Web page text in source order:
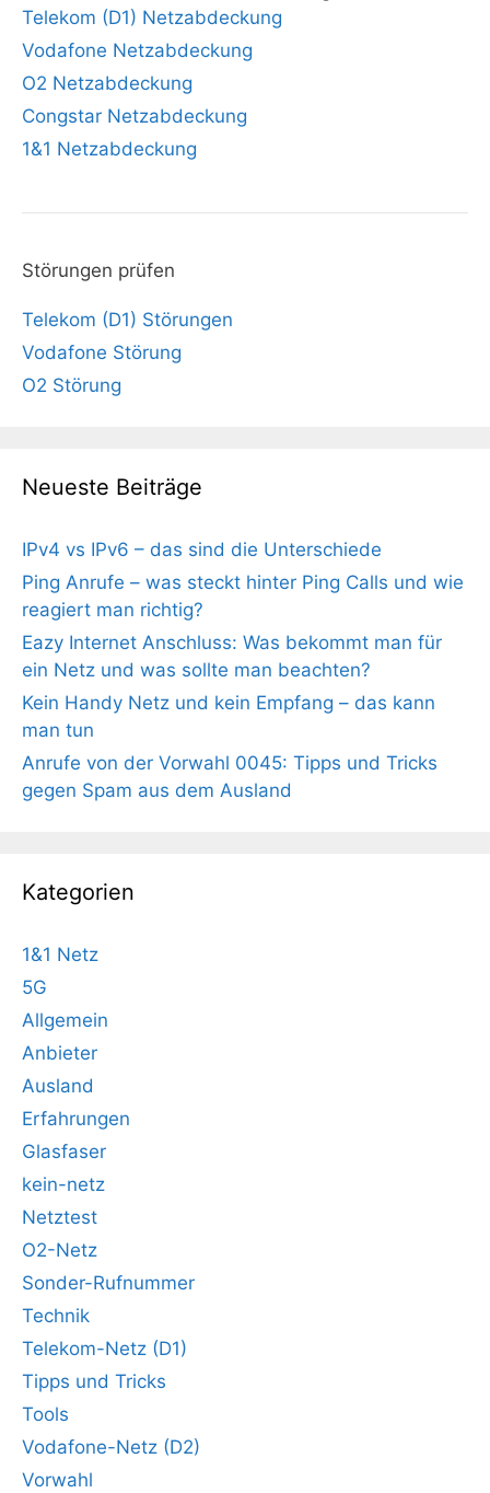
Telekom (D1) Netzabdeckung
Vodafone Netzabdeckung
O2 Netzabdeckung
Congstar Netzabdeckung
1&1 Netzabdeckung
Störungen prüfen
Telekom (D1) Störungen
Vodafone Störung
O2 Störung
Neueste Beiträge
IPv4 vs IPv6 – das sind die Unterschiede
Ping Anrufe – was steckt hinter Ping Calls und wie
reagiert man richtig?
Eazy Internet Anschluss: Was bekommt man für
ein Netz und was sollte man beachten?
Kein Handy Netz und kein Empfang – das kann
man tun
Anrufe von der Vorwahl 0045: Tipps und Tricks
gegen Spam aus dem Ausland
Kategorien
1&1 Netz
5G
Allgemein
Anbieter
Ausland
Erfahrungen
Glasfaser
kein-netz
Netztest
O2-Netz
Sonder-Rufnummer
Technik
Telekom-Netz (D1)
Tipps und Tricks
Tools
Vodafone-Netz (D2)
Vorwahl